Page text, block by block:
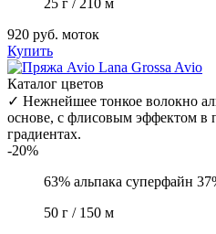
920 руб. моток
Купить
Lana Grossa Avio
Каталог цветов
✓ Нежнейшее тонкое волокно
основе, с флисовым эффектом в
градиентах.
-20%
63% альпака суперфайн
50 г / 150 м